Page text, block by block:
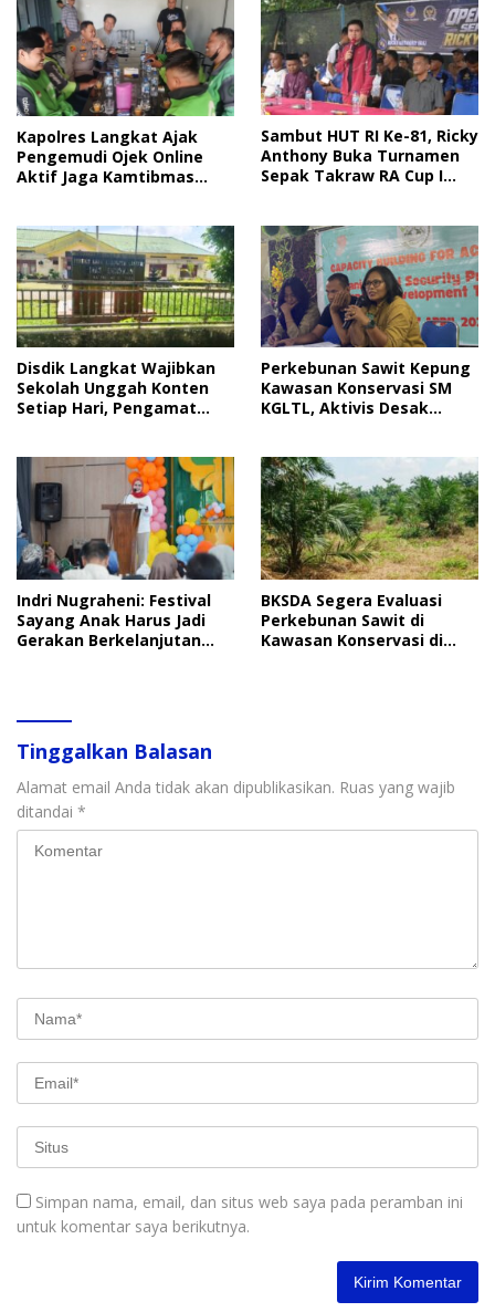
Kapolres Langkat Ajak
Pengemudi Ojek Online
Aktif Jaga Kamtibmas
Sambut HUT RI Ke-81, Ricky
Anthony Buka Turnamen
Sepak Takraw RA Cup I
Disdik Langkat Wajibkan
Sekolah Unggah Konten
Setiap Hari, Pengamat
Perkebunan Sawit Kepung
Kawasan Konservasi SM
KGLTL, Aktivis Desak
Indri Nugraheni: Festival
Sayang Anak Harus Jadi
Gerakan Berkelanjutan
BKSDA Segera Evaluasi
Perkebunan Sawit di
Kawasan Konservasi di
Tinggalkan Balasan
Alamat email Anda tidak akan dipublikasikan. Ruas yang wajib
ditandai *
Simpan nama, email, dan situs web saya pada peramban ini
untuk komentar saya berikutnya.